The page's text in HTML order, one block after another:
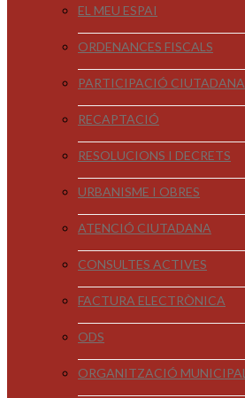
EL MEU ESPAI
ORDENANCES FISCALS
PARTICIPACIÓ CIUTADANA
RECAPTACIÓ
RESOLUCIONS I DECRETS
URBANISME I OBRES
ATENCIÓ CIUTADANA
CONSULTES ACTIVES
FACTURA ELECTRÒNICA
ODS
ORGANITZACIÓ MUNICIPAL